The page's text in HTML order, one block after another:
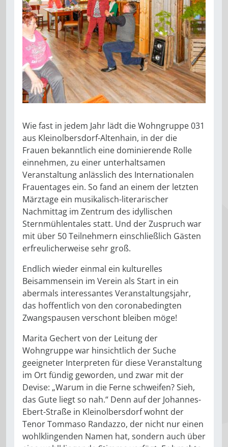
Wie fast in jedem Jahr lädt die Wohngruppe 031
aus Kleinolbersdorf-Altenhain, in der die
Frauen bekanntlich eine dominierende Rolle
einnehmen, zu einer unterhaltsamen
Veranstaltung anlässlich des Internationalen
Frauentages ein. So fand an einem der letzten
Märztage ein musikalisch-literarischer
Nachmittag im Zentrum des idyllischen
Sternmühlentales statt. Und der Zuspruch war
mit über 50 Teilnehmern einschließlich Gästen
erfreulicherweise sehr groß.
Endlich wieder einmal ein kulturelles
Beisammensein im Verein als Start in ein
abermals interessantes Veranstaltungsjahr,
das hoffentlich von den coronabedingten
Zwangspausen verschont bleiben möge!
Marita Gechert von der Leitung der
Wohngruppe war hinsichtlich der Suche
geeigneter Interpreten für diese Veranstaltung
im Ort fündig geworden, und zwar mit der
Devise: „Warum in die Ferne schweifen? Sieh,
das Gute liegt so nah.“ Denn auf der Johannes-
Ebert-Straße in Kleinolbersdorf wohnt der
Tenor Tommaso Randazzo, der nicht nur einen
wohlklingenden Namen hat, sondern auch über